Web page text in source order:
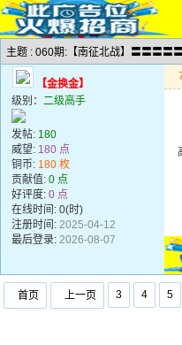
主题 : 060期:【南征北战】〓〓〓〓
【金换金】
级别： 二级高手
发帖: 180
威望: 180 点
铜币: 180 枚
贡献值: 0 点
好评度: 0 点
在线时间: 0(时)
注册时间: 2025-04-12
最后登录: 2026-08-07
首页 上一页 3 4 5